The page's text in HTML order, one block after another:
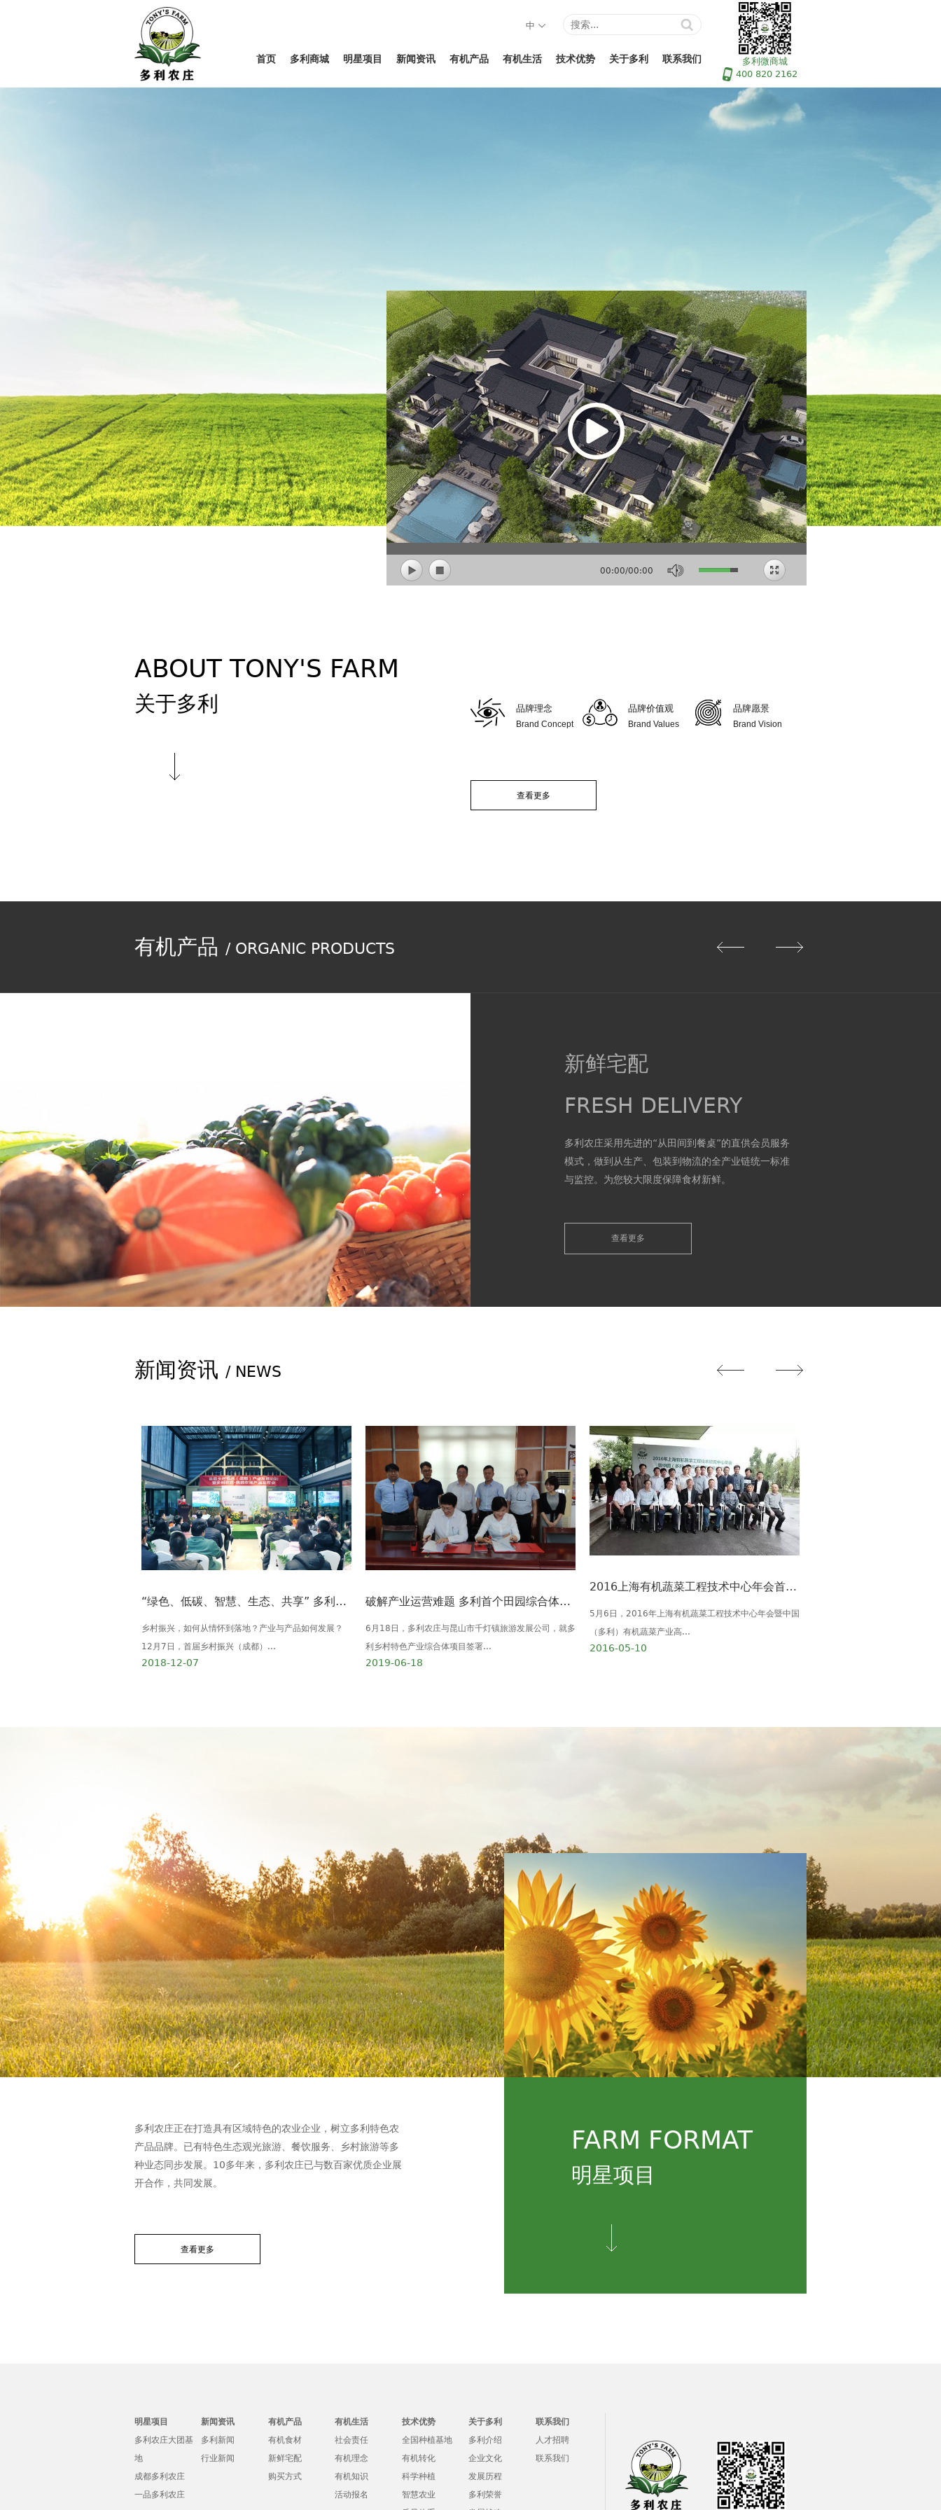
中
首页 多利商城 明星项目 新闻资讯 有机产品 有机生活 技术优势 关于多利 联系我们
多利微商城
400 820 2162
00:00/00:00
ABOUT TONY'S FARM
关于多利 品牌理念
Brand Concept
品牌价值观
Brand Values
品牌愿景
Brand Vision
查看更多
有机产品 / ORGANIC PRODUCTS
新鲜宅配
FRESH DELIVERY
多利农庄采用先进的“从田间到餐桌”的直供会员服务
模式，做到从生产、包装到物流的全产业链统一标准
与监控。为您较大限度保障食材新鲜。
members of the service mode, from the
production, packaging to the logistics of the
for you.
查看更多
新闻资讯 / NEWS
“绿色、低碳、智慧、生态、共享” 多利农庄·我的农场产品发布会在蓉举行
乡村振兴，如何从情怀到落地？产业与产品如何发展？
12月7日，首届乡村振兴（成都）...
2018-12-07
破解产业运营难题 多利首个田园综合体品牌输出项目定鼎昆山
6月18日，多利农庄与昆山市千灯镇旅游发展公司，就多
利乡村特色产业综合体项目签署...
2019-06-18
2016上海有机蔬菜工程技术中心年会首次走进成都
5月6日，2016年上海有机蔬菜工程技术中心年会暨中国
（多利）有机蔬菜产业高...
2016-05-10
FARM FORMAT
明星项目
多利农庄正在打造具有区域特色的农业企业，树立多利特色农
产品品牌。已有特色生态观光旅游、餐饮服务、乡村旅游等多
种业态同步发展。10多年来，多利农庄已与数百家优质企业展
开合作，共同发展。
查看更多
明星项目
多利农庄大团基
地
成都多利农庄
一品多利农庄
新闻资讯
多利新闻
行业新闻
有机产品
有机食材
新鲜宅配
购买方式
有机生活
社会责任
有机理念
有机知识
活动报名
技术优势
全国种植基地
有机转化
科学种植
智慧农业
关于多利
多利介绍
企业文化
发展历程
多利荣誉
联系我们
人才招聘
联系我们